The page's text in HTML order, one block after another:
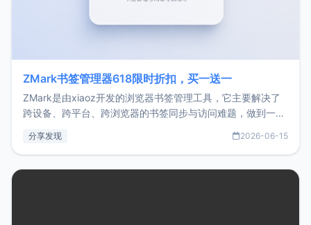
ZMark书签管理器618限时折扣，买一送一
ZMark是由xiaoz开发的浏览器书签管理工具，它主要解决了
跨设备、跨平台、跨浏览器的书签同步与访问难题，做到一处
用，让管理更高效。ZMark官网地址：
分享发现 2026-06-15